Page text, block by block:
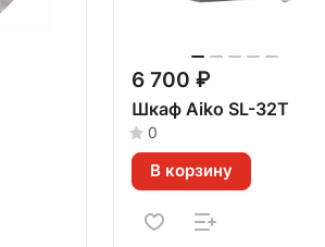
6 700 ₽
Шкаф Aiko SL-32Т
0
В корзину